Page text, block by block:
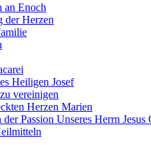
an Enoch
der Herzen
Heiligen Josef
vereinigen
Herzen Marien
Passion Unseres Herrn Jesus